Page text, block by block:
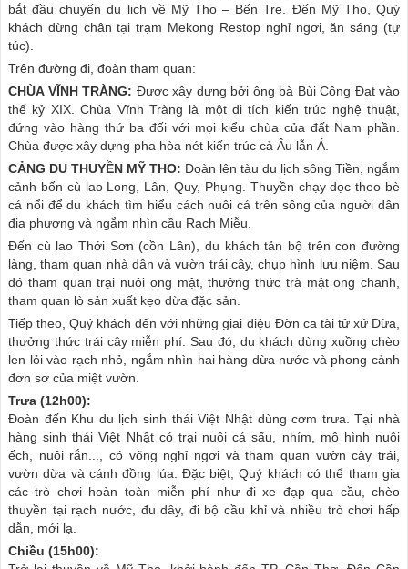
bắt đầu chuyến du lịch về Mỹ Tho – Bến Tre. Đến Mỹ Tho, Quý
khách dừng chân tại trạm Mekong Restop nghỉ ngơi, ăn sáng (tự
túc).
Trên đường đi, đoàn tham quan:
CHÙA VĨNH TRÀNG: Được xây dựng bởi ông bà Bùi Công Đạt vào
thế kỷ XIX. Chùa Vĩnh Tràng là một di tích kiến trúc nghệ thuật,
đứng vào hàng thứ ba đối với mọi kiểu chùa của đất Nam phần.
Chùa được xây dựng pha hòa nét kiến trúc cả Âu lẫn Á.
CẢNG DU THUYỀN MỸ THO: Đoàn lên tàu du lịch sông Tiền, ngắm
cảnh bốn cù lao Long, Lân, Quy, Phụng. Thuyền chạy dọc theo bè
cá nổi để du khách tìm hiểu cách nuôi cá trên sông của người dân
địa phương và ngắm nhìn cầu Rạch Miễu.
Đến cù lao Thới Sơn (cồn Lân), du khách tản bộ trên con đường
làng, tham quan nhà dân và vườn trái cây, chụp hình lưu niệm. Sau
đó tham quan trại nuôi ong mật, thưởng thức trà mật ong chanh,
tham quan lò sản xuất kẹo dừa đặc sản.
Tiếp theo, Quý khách đến với những giai điệu Đờn ca tài tử xứ Dừa,
thưởng thức trái cây miễn phí. Sau đó, du khách dùng xuồng chèo
len lỏi vào rạch nhỏ, ngắm nhìn hai hàng dừa nước và phong cảnh
đơn sơ của miệt vườn.
Trưa (12h00):
Đoàn đến Khu du lịch sinh thái Việt Nhật dùng cơm trưa. Tại nhà
hàng sinh thái Việt Nhật có trại nuôi cá sấu, nhím, mô hình nuôi
ếch, nuôi rắn..., có võng nghỉ ngơi và tham quan vườn cây trái,
vườn dừa và cánh đồng lúa. Đặc biệt, Quý khách có thể tham gia
các trò chơi hoàn toàn miễn phí như đi xe đạp qua cầu, chèo
thuyền tại rạch nước, đu dây, đi bộ cầu khỉ và nhiều trò chơi hấp
dẫn, mới lạ.
Chiều (15h00):